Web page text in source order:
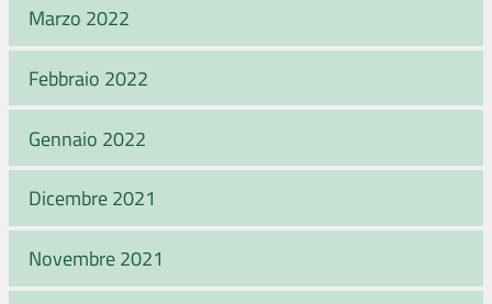
Marzo 2022
Febbraio 2022
Gennaio 2022
Dicembre 2021
Novembre 2021